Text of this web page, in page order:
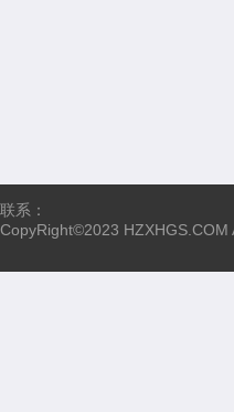
联系：
CopyRight©2023 HZXHGS.COM